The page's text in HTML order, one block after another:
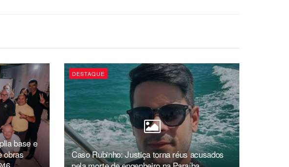
base e
obras
DESTAQUE
Caso Rubinho: Justiça torna réus acusados